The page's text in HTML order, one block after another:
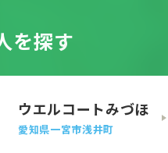
を探す
ウエルコートみづほ
愛知県一宮市浅井町